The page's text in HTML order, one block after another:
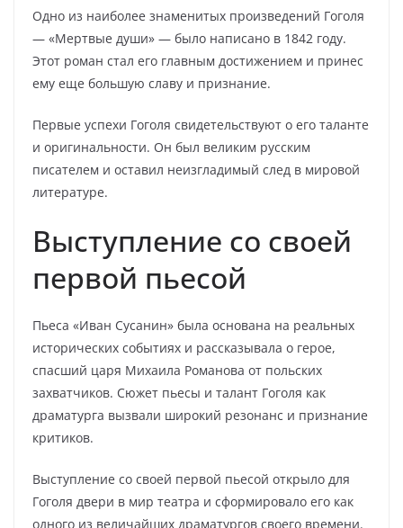
Одно из наиболее знаменитых произведений Гоголя
— «Мертвые души» — было написано в 1842 году.
Этот роман стал его главным достижением и принес
ему еще большую славу и признание.
Первые успехи Гоголя свидетельствуют о его таланте
и оригинальности. Он был великим русским
писателем и оставил неизгладимый след в мировой
литературе.
Выступление со своей
первой пьесой
Пьеса «Иван Сусанин» была основана на реальных
исторических событиях и рассказывала о герое,
спасший царя Михаила Романова от польских
захватчиков. Сюжет пьесы и талант Гоголя как
драматурга вызвали широкий резонанс и признание
критиков.
Выступление со своей первой пьесой открыло для
Гоголя двери в мир театра и сформировало его как
одного из величайших драматургов своего времени.